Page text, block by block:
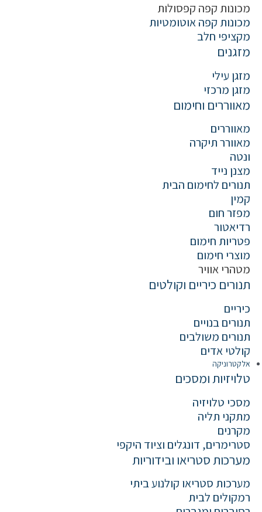
מכונות קפה קפסולות
מכונות קפה אוטומטיות
מקציפי חלב
מזגנים
מזגן עילי
מזגן מרכזי
מאווררים וחימום
מאווררים
מאוורר תיקרה
ונטה
מצנן נייד
תנורים לחימום הבית
קמין
מפזר חום
רדיאטור
פטריות חימום
מוצרי חימום
מטהרי אוויר
תנורים כיריים וקולטים
כיריים
תנורים בנויים
תנורים משולבים
קולטי אדים
אלקטרוניקה
טלויזיות ומסכים
מסכי טלויזיה
מתקני תליה
מקרנים
סטרימרים, דונגלים וציוד היקפי
מערכות סטריאו ובידוריות
מערכות סטריאו קולנוע ביתי
רמקולים לבית